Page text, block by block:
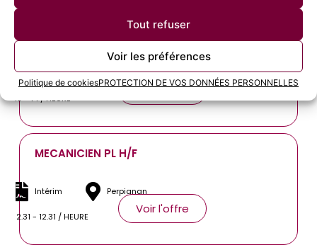
Tout refuser
Voir les préférences
Politique de cookiesPROTECTION DE VOS DONNÉES PERSONNELLES
Intérim Narbonne
13 - 14 / HEURE
Voir l'offre
MECANICIEN PL H/F
Intérim Perpignan
12.31 - 12.31 / HEURE
Voir l'offre